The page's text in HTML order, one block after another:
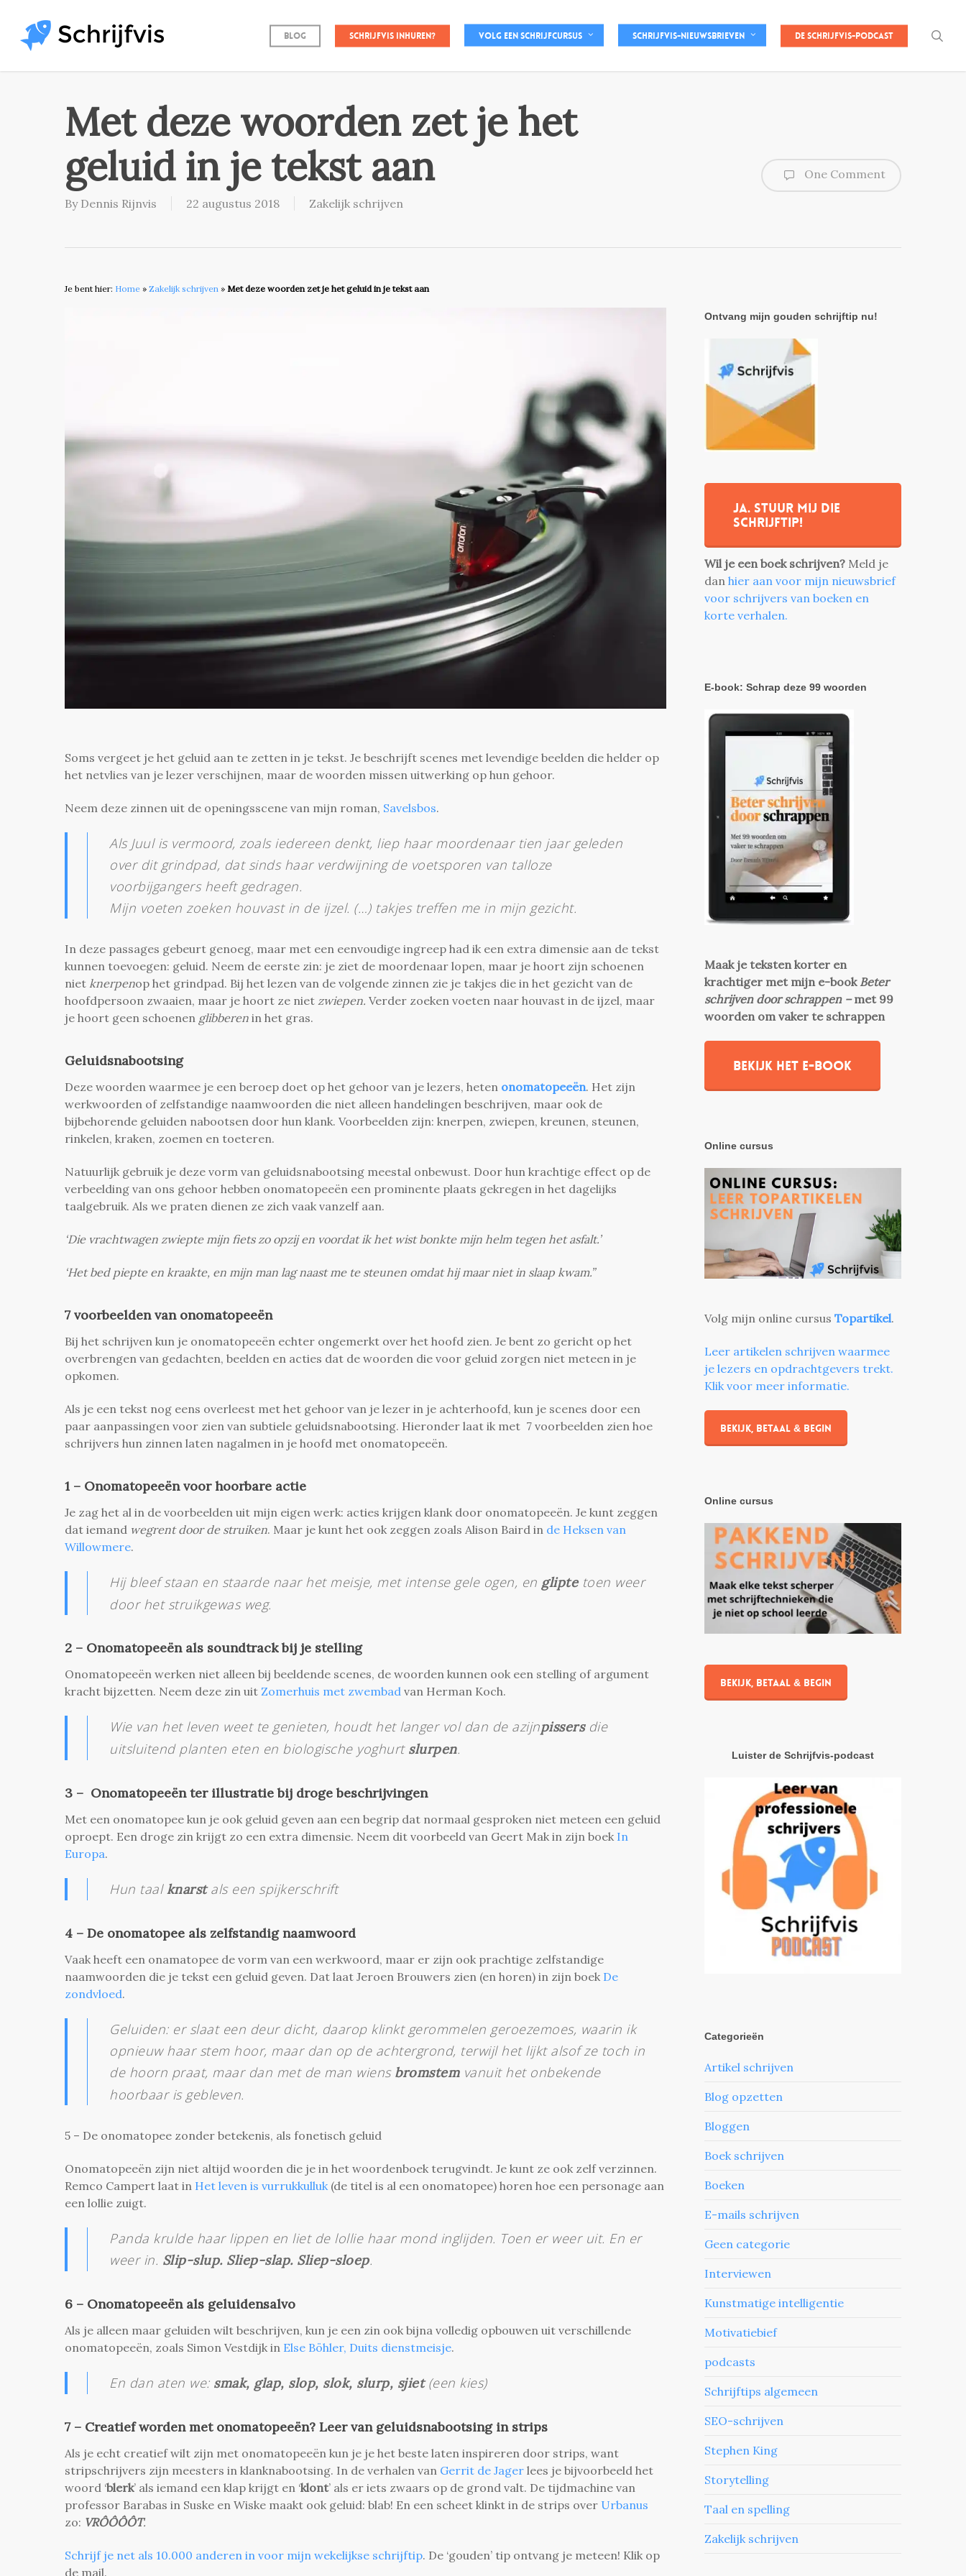
main
Blog Schrijfvis inhuren? Volg een schrijfcursus Schrijfvis-nieuwsbrieven De Schrijfvis-podcast
Met deze woorden zet je het
geluid in je tekst aan
By Dennis Rijnvis 22 augustus 2018 Zakelijk schrijven
One Comment
Je bent hier: Home » Zakelijk schrijven » Met deze woorden zet je het geluid in je tekst aan
Soms vergeet je het geluid aan te zetten in je tekst. Je beschrijft scenes met levendige beelden die helder op
het netvlies van je lezer verschijnen, maar de woorden missen uitwerking op hun gehoor.
Neem deze zinnen uit de openingsscene van mijn roman, Savelsbos.
Als Juul is vermoord, zoals iedereen denkt, liep haar moordenaar tien jaar geleden
over dit grindpad, dat sinds haar verdwijning de voetsporen van talloze
voorbijgangers heeft gedragen.
Mijn voeten zoeken houvast in de ijzel. (…) takjes treffen me in mijn gezicht.
In deze passages gebeurt genoeg, maar met een eenvoudige ingreep had ik een extra dimensie aan de tekst
kunnen toevoegen: geluid. Neem de eerste zin: je ziet de moordenaar lopen, maar je hoort zijn schoenen
niet knerpenop het grindpad. Bij het lezen van de volgende zinnen zie je takjes die in het gezicht van de
hoofdpersoon zwaaien, maar je hoort ze niet zwiepen. Verder zoeken voeten naar houvast in de ijzel, maar
je hoort geen schoenen glibberen in het gras.
Geluidsnabootsing
Deze woorden waarmee je een beroep doet op het gehoor van je lezers, heten onomatopeeën. Het zijn
werkwoorden of zelfstandige naamwoorden die niet alleen handelingen beschrijven, maar ook de
bijbehorende geluiden nabootsen door hun klank. Voorbeelden zijn: knerpen, zwiepen, kreunen, steunen,
rinkelen, kraken, zoemen en toeteren.
Natuurlijk gebruik je deze vorm van geluidsnabootsing meestal onbewust. Door hun krachtige effect op de
verbeelding van ons gehoor hebben onomatopeeën een prominente plaats gekregen in het dagelijks
taalgebruik. Als we praten dienen ze zich vaak vanzelf aan.
‘Die vrachtwagen zwiepte mijn fiets zo opzij en voordat ik het wist bonkte mijn helm tegen het asfalt.’
‘Het bed piepte en kraakte, en mijn man lag naast me te steunen omdat hij maar niet in slaap kwam.”
7 voorbeelden van onomatopeeën
Bij het schrijven kun je onomatopeeën echter ongemerkt over het hoofd zien. Je bent zo gericht op het
overbrengen van gedachten, beelden en acties dat de woorden die voor geluid zorgen niet meteen in je
opkomen.
Als je een tekst nog eens overleest met het gehoor van je lezer in je achterhoofd, kun je scenes door een
paar aanpassingen voor zien van subtiele geluidsnabootsing. Hieronder laat ik met 7 voorbeelden zien hoe
schrijvers hun zinnen laten nagalmen in je hoofd met onomatopeeën.
1 – Onomatopeeën voor hoorbare actie
Je zag het al in de voorbeelden uit mijn eigen werk: acties krijgen klank door onomatopeeën. Je kunt zeggen
dat iemand wegrent door de struiken. Maar je kunt het ook zeggen zoals Alison Baird in de Heksen van
Willowmere.
Hij bleef staan en staarde naar het meisje, met intense gele ogen, en gliptetoen weer
door het struikgewas weg.
2 – Onomatopeeën als soundtrack bij je stelling
Onomatopeeën werken niet alleen bij beeldende scenes, de woorden kunnen ook een stelling of argument
kracht bijzetten. Neem deze zin uit Zomerhuis met zwembad van Herman Koch.
Wie van het leven weet te genieten, houdt het langer vol dan de azijnpissers die
uitsluitend planten eten en biologische yoghurt slurpen.
3 – Onomatopeeën ter illustratie bij droge beschrijvingen
Met een onomatopee kun je ook geluid geven aan een begrip dat normaal gesproken niet meteen een geluid
oproept. Een droge zin krijgt zo een extra dimensie. Neem dit voorbeeld van Geert Mak in zijn boek In
Europa.
Hun taalknarstals een spijkerschrift
4 – De onomatopee als zelfstandig naamwoord
Vaak heeft een onamatopee de vorm van een werkwoord, maar er zijn ook prachtige zelfstandige
naamwoorden die je tekst een geluid geven. Dat laat Jeroen Brouwers zien (en horen) in zijn boek De
zondvloed.
Geluiden: er slaat een deur dicht, daarop klinkt gerommelen geroezemoes, waarin ik
opnieuw haar stem hoor, maar dan op de achtergrond, terwijl het lijkt alsof ze toch in
de hoorn praat, maar dan met de man wiens bromstem vanuit het onbekende
hoorbaar is gebleven.
5 – De onomatopee zonder betekenis, als fonetisch geluid
Onomatopeeën zijn niet altijd woorden die je in het woordenboek terugvindt. Je kunt ze ook zelf verzinnen.
Remco Campert laat in Het leven is vurrukkulluk(de titel is al een onomatopee) horen hoe een personage aan
een lollie zuigt.
Panda krulde haar lippen en liet de lollie haar mond inglijden. Toen er weer uit. En er
weer in. Slip-slup. Sliep-slap. Sliep-sloep.
6 – Onomatopeeën als geluidensalvo
Als je alleen maar geluiden wilt beschrijven, kun je een zin ook bijna volledig opbouwen uit verschillende
onomatopeeën, zoals Simon Vestdijk in Else Böhler, Duits dienstmeisje.
En dan aten we: smak, glap, slop, slok, slurp, sjiet(een kies)
7 – Creatief worden met onomatopeeën? Leer van geluidsnabootsing in strips
Als je echt creatief wilt zijn met onomatopeeën kun je je het beste laten inspireren door strips, want
stripschrijvers zijn meesters in klanknabootsing. In de verhalen van Gerrit de Jager lees je bijvoorbeeld het
woord ‘blerk’ als iemand een klap krijgt en ‘klont’ als er iets zwaars op de grond valt. De tijdmachine van
professor Barabas in Suske en Wiske maakt ook geluid: blab! En een scheet klinkt in de strips over Urbanus
zo: VRÔÔÔÔT.
Schrijf je net als 10.000 anderen in voor mijn wekelijkse schrijftip. De ‘gouden’ tip ontvang je meteen! Klik op
de mail.
Ontvang mijn gouden schrijftip nu!
Ja. stuur mij die
schrijftip!
Wil je een boek schrijven? Meld je
danhier aan voor mijn nieuwsbrief
voor schrijvers van boeken en
korte verhalen.
E-book: Schrap deze 99 woorden
Maak je teksten korter en
krachtiger met mijn e-book Beter
schrijven door schrappen –met 99
woorden om vaker te schrappen
Bekijk het e-book
Online cursus
Volg mijn online cursusTopartikel.
Leer artikelen schrijven waarmee
je lezers en opdrachtgevers trekt.
Klik voor meer informatie.
Bekijk, betaal & begin
Online cursus
Bekijk, betaal & begin
Luister de Schrijfvis-podcast
Categorieën
Artikel schrijven
Blog opzetten
Bloggen
Boek schrijven
Boeken
E-mails schrijven
Geen categorie
Interviewen
Kunstmatige intelligentie
Motivatiebief
podcasts
Schrijftips algemeen
SEO-schrijven
Stephen King
Storytelling
Taal en spelling
Zakelijk schrijven